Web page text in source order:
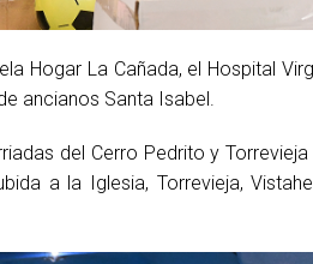
Hogar La Cañada, el Hospital
ancianos Santa Isabel.
del Cerro Pedrito y
a la Iglesia, Torrevieja,